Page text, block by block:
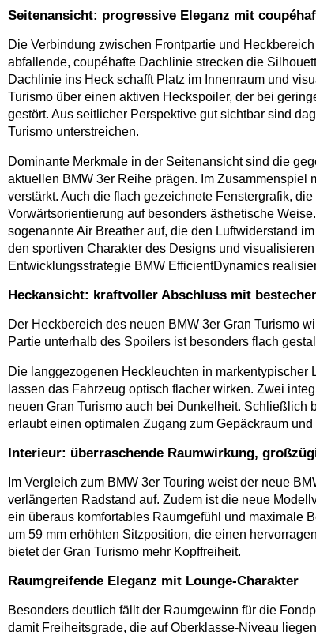
Seitenansicht: progressive Eleganz mit
Die Verbindung zwischen Frontpartie und
abfallende, coupéhafte Dachlinie strecken die
Dachlinie ins Heck schafft Platz im Innenraum und
Turismo über einen aktiven Heckspoiler, der bei
gestört. Aus seitlicher Perspektive gut sichtbar sind
Turismo unterstreichen.
Dominante Merkmale in der Seitenansicht sind die
aktuellen BMW 3er Reihe prägen. Im
verstärkt. Auch die flach gezeichnete Fenstergrafik,
Vorwärtsorientierung auf besonders ästhetische
sogenannte Air Breather auf, die den Luftwiderstand
den sportiven Charakter des Designs und
Entwicklungsstrategie BMW EfficientDynamics
Heckansicht: kraftvoller Abschluss mit
Der Heckbereich des neuen BMW 3er Gran Turismo
Partie unterhalb des Spoilers ist besonders flach
Die langgezogenen Heckleuchten in
lassen das Fahrzeug optisch flacher wirken. Zwei
neuen Gran Turismo auch bei Dunkelheit. Schließlich
erlaubt einen optimalen Zugang zum Gepäckraum
Interieur: überraschende Raumwirkung,
Im Vergleich zum BMW 3er Touring weist der neue
verlängerten Radstand auf. Zudem ist die neue
ein überaus komfortables Raumgefühl und maximale
um 59 mm erhöhten Sitzposition, die einen
bietet der Gran Turismo mehr Kopffreiheit.
Raumgreifende Eleganz mit Lounge-Charakter
Besonders deutlich fällt der Raumgewinn für die
damit Freiheitsgrade, die auf Oberklasse-Niveau